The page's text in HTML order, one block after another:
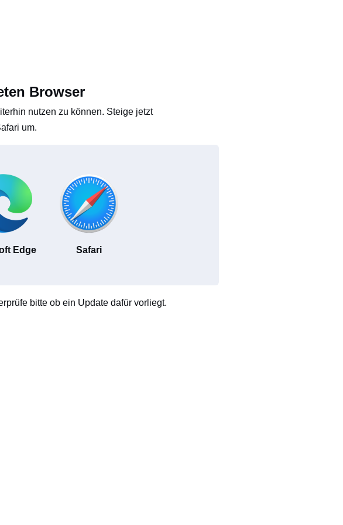
Browser
nutzen zu können. Steige jetzt
um.
Edge Safari
bitte ob ein Update dafür vorliegt.